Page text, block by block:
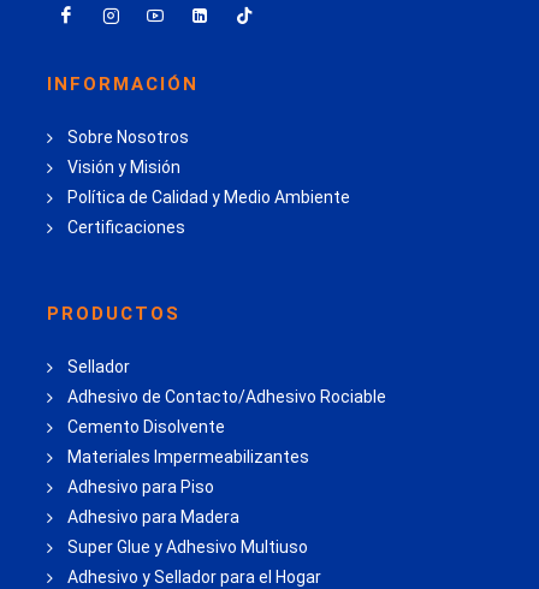
INFORMACIÓN
Sobre Nosotros
Visión y Misión
Política de Calidad y Medio Ambiente
Certificaciones
PRODUCTOS
Sellador
Adhesivo de Contacto/Adhesivo Rociable
Cemento Disolvente
Materiales Impermeabilizantes
Adhesivo para Piso
Adhesivo para Madera
Super Glue y Adhesivo Multiuso
Adhesivo y Sellador para el Hogar